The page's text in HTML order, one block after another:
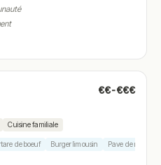
€€-€€€
Cuisine familiale
de boeuf Burger limousin Pave de merlu